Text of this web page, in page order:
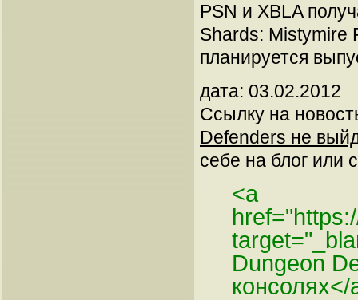
PSN и XBLA
Shards: Mistymire
планируется
дата: 03.02.2012
Ссылку на
Defenders не
себе на блог или
<a
Dungeon
консолях</